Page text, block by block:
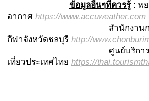
ข้อมูลอื่นๆที่ควรรู้: พ
อากาศ https://www.accuweather.com
สำนักงานการท่อง
กีฬาจังหวัดชลบุรี http://
ศูนย์บริการข้อมูล
เที่ยวประเทศไทย https://